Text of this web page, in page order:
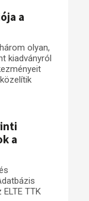
a
olyan,
kiadványról
a
TTK